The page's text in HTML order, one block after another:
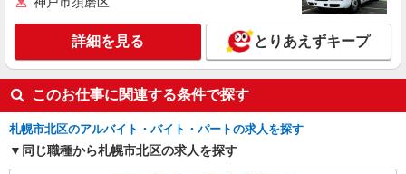
時給1300円〜1400円 ご経験・スキルにより考
慮致します スマホでかんたんに前払いで給与が受
け取れます（※上限、条件あり）
北海道札幌市北区 さっぽろ駅から徒歩2分
キープ
派遣社員
株式会社iDA（11042203）
詳細を見る とりあえずキープ
このお仕事に関連する条件で探す
札幌市北区のアルバイト・バイト・パートの求人を探す
同じ職種から札幌市北区の求人を探す